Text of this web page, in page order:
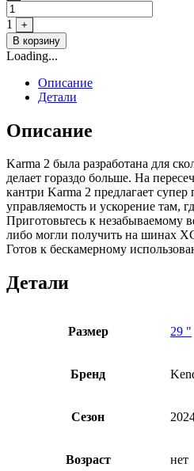
1
+
В корзину
Loading...
Описание
Детали
Описание
Karma 2 была разработана для
делает гораздо больше. На
кантри Karma 2 предлагает супер
управляемость и ускорение там,
Приготовьтесь к незабываемому
либо могли получить на шинах
Готов к бескамерному
Детали
Размер 29 "
Бренд
Сезон
Возраст нет